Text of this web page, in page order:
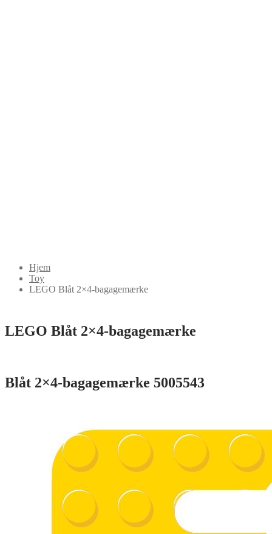
Hjem
Toy
LEGO Blåt 2×4-bagagemærke
LEGO Blåt 2×4-bagagemærke
Blåt 2×4-bagagemærke 5005543